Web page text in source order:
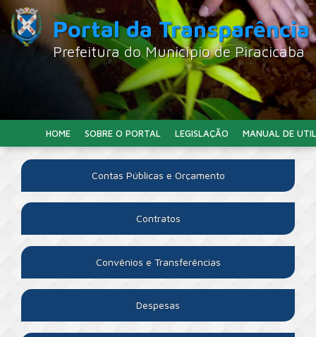
Portal da Transparência
Prefeitura do Município de Piracicaba
HOME SOBRE O PORTAL LEGISLAÇÃO MANUAL DE
Contas Públicas e Orçamento
Contratos
Convênios e Transferências
Despesas